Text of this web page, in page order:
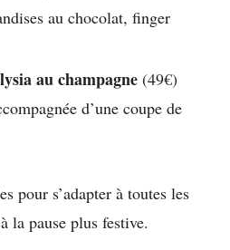
au chocolat, finger
au champagne (49€)
d’une coupe de
pour s’adapter à toutes les
la pause plus festive.